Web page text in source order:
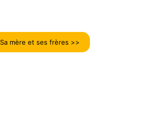
mère et ses frères >>